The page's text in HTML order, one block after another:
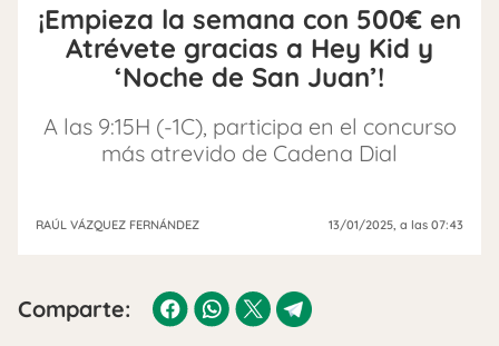
¡Empieza la semana con 500€ en
Atrévete gracias a Hey Kid y
‘Noche de San Juan’!
A las 9:15H (-1C), participa en el concurso
más atrevido de Cadena Dial
RAÚL VÁZQUEZ FERNÁNDEZ 13/01/2025 , a las 07:43
Comparte: